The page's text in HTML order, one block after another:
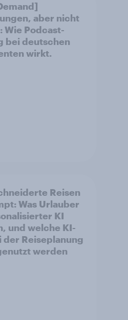
aber nicht
Wie Podcast-
bei deutschen
wirkt.
Reisen
Was Urlauber
KI
und welche KI-
der Reiseplanung
werden